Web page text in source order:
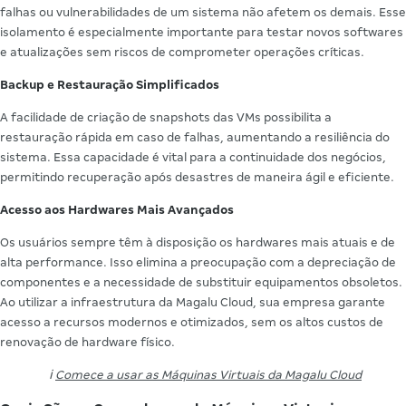
falhas ou vulnerabilidades de um sistema não afetem os demais. Esse
isolamento é especialmente importante para testar novos softwares
e atualizações sem riscos de comprometer operações críticas.
Backup e Restauração Simplificados
A facilidade de criação de snapshots das VMs possibilita a
restauração rápida em caso de falhas, aumentando a resiliência do
sistema. Essa capacidade é vital para a continuidade dos negócios,
permitindo recuperação após desastres de maneira ágil e eficiente.
Acesso aos Hardwares Mais Avançados
Os usuários sempre têm à disposição os hardwares mais atuais e de
alta performance. Isso elimina a preocupação com a depreciação de
componentes e a necessidade de substituir equipamentos obsoletos.
Ao utilizar a infraestrutura da Magalu Cloud, sua empresa garante
acesso a recursos modernos e otimizados, sem os altos custos de
renovação de hardware físico.
ℹ️ Comece a usar as Máquinas Virtuais da Magalu Cloud